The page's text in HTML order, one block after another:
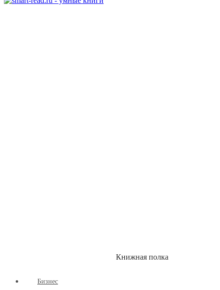
Книжная полка
Бизнес